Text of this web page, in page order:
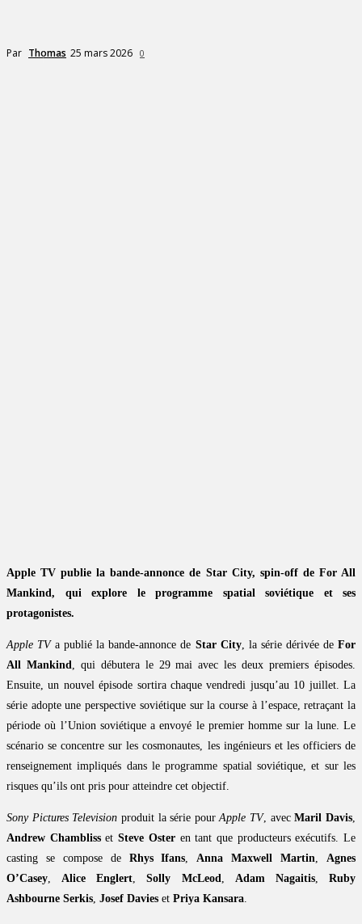
Par Thomas 25 mars 2026 0
Apple TV publie la bande-annonce de Star City, spin-off de For All
Mankind, qui explore le programme spatial soviétique et ses
protagonistes.
Apple TVa publié la bande-annonce de Star City, la série dérivée deFor
All Mankind, qui débutera le 29 mai avec les deux premiers épisodes.
Ensuite, un nouvel épisode sortira chaque vendredi jusqu’au 10 juillet. La
série adopte une perspective soviétique sur la course à l’espace, retraçant la
période où l’Union soviétique a envoyé le premier homme sur la lune. Le
scénario se concentre sur les cosmonautes, les ingénieurs et les officiers de
renseignement impliqués dans le programme spatial soviétique, et sur les
risques qu’ils ont pris pour atteindre cet objectif.
Sony Pictures Television produit la série pourApple TV, avecMaril Davis,
Andrew ChamblissetSteve Osteren tant que producteurs exécutifs. Le
casting se compose de Rhys Ifans,Anna Maxwell Martin,Agnes
O’Casey,Alice Englert,Solly McLeod, Adam Nagaitis,Ruby
Ashbourne Serkis, Josef Davies et Priya Kansara.